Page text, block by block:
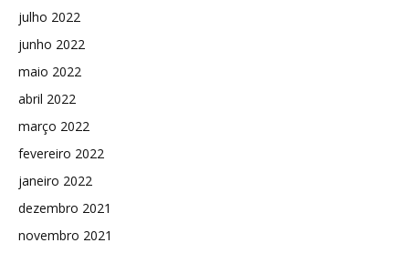
julho 2022
junho 2022
maio 2022
abril 2022
março 2022
fevereiro 2022
janeiro 2022
dezembro 2021
novembro 2021